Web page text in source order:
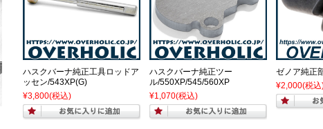
ハスクバーナ純正工具ロッドア
ッセン/543XP(G)
¥3,800(税込)
ハスクバーナ純正ツー
ル/550XP/545/560XP
¥1,070(税込)
ゼノア純正
¥2,000(税込